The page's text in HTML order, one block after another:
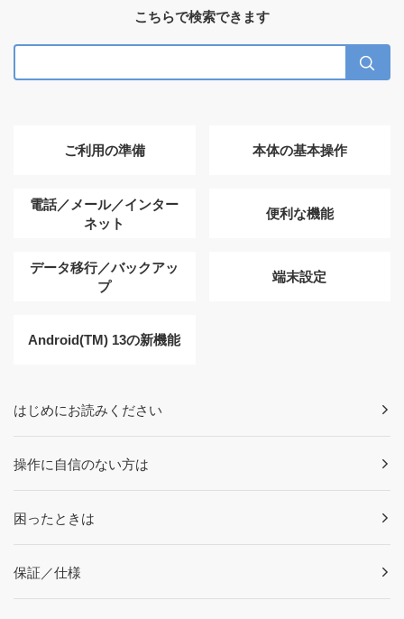
こちらで検索できます
ご利用の準備 本体の基本操作
電話／メール／インター
ネット
便利な機能
データ移行／バックアッ
プ
端末設定
Android(TM) 13の新機能
はじめにお読みください
操作に自信のない方は
困ったときは
保証／仕様